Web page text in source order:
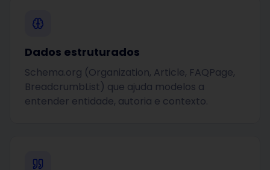
Dados estruturados
Schema.org (Organization, Article, FAQPage,
BreadcrumbList) que ajuda modelos a
entender entidade, autoria e contexto.